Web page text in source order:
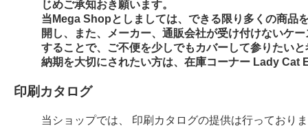
じめご承知おき願います。
当Mega Shopとしましては、できる限り多くの商品
開し、また、メーカー、通販会社が受け付けないケ
することで、ご不便を少しでもカバーして参りたい
納期を大切にされたい方は、在庫コーナー Lady Cat
印刷カタログ
当ショップでは、 印刷カタログの提供は行っており